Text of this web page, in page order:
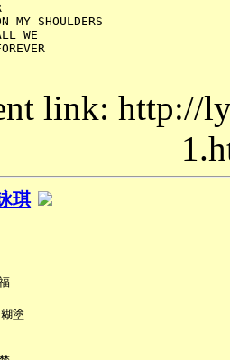
MY SHOULDERS
WE
link: http://
琪
塗